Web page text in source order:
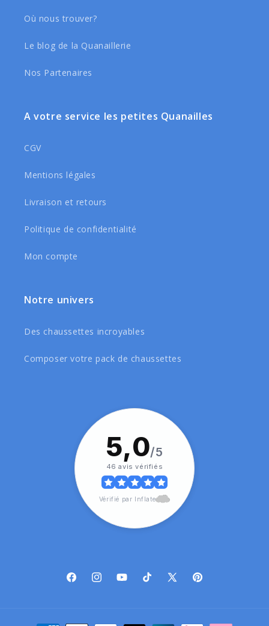
Où nous trouver?
Le blog de la Quanaillerie
Nos Partenaires
A votre service les petites Quanailles
CGV
Mentions légales
Livraison et retours
Politique de confidentialité
Mon compte
Notre univers
Des chaussettes incroyables
Composer votre pack de chaussettes
5,0/5
46 avis vérifiés
Vérifié par Inflate
FacebookInstagramYouTubeTikTokX
Pinterest